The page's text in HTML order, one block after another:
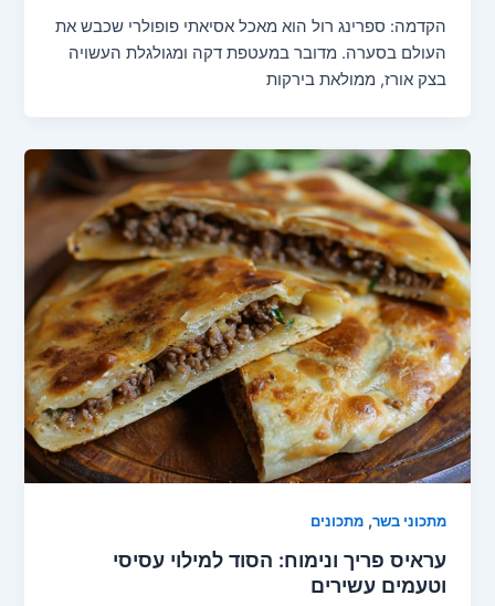
הקדמה: ספרינג רול הוא מאכל אסיאתי פופולרי שכבש את
העולם בסערה. מדובר במעטפת דקה ומגולגלת העשויה
בצק אורז, ממולאת בירקות
מתכוני בשר,מתכונים
עראיס פריך ונימוח: הסוד למילוי עסיסי
וטעמים עשירים